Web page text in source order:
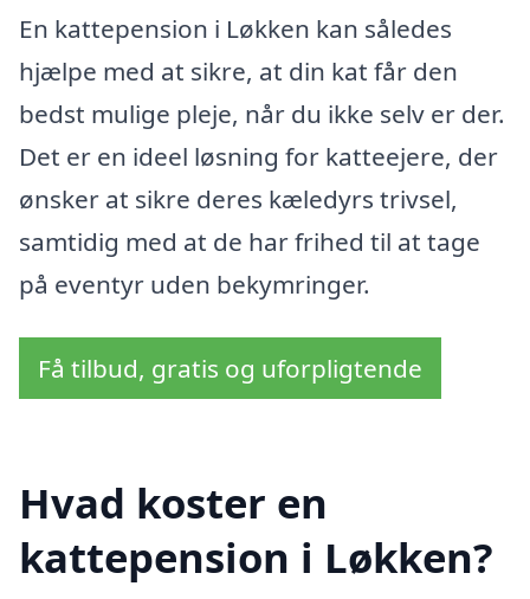
En kattepension i Løkken kan således
hjælpe med at sikre, at din kat får den
bedst mulige pleje, når du ikke selv er der.
Det er en ideel løsning for katteejere, der
ønsker at sikre deres kæledyrs trivsel,
samtidig med at de har frihed til at tage
på eventyr uden bekymringer.
Få tilbud, gratis og uforpligtende
Hvad koster en
kattepension i Løkken?